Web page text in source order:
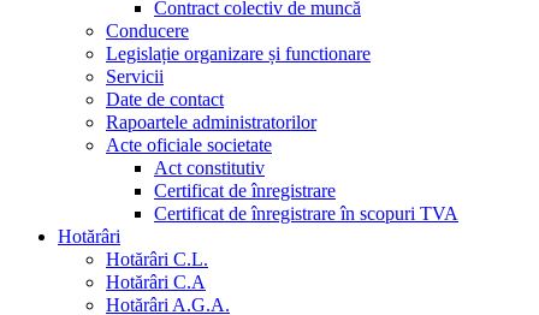
Contract colectiv de muncă
Conducere
Legislație organizare și functionare
Servicii
Date de contact
Rapoartele administratorilor
Acte oficiale societate
Act constitutiv
Certificat de înregistrare
Certificat de înregistrare în scopuri TVA
Hotărâri
Hotărâri C.L.
Hotărâri C.A
Hotărâri A.G.A.